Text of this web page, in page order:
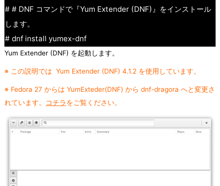
# # DNF コマンドで『Yum Extender (DNF)』をインストール
します。
# dnf install yumex-dnf
Yum Extender (DNF) を起動します。
※ この説明では Yum Extender (DNF) 4.1.2 を使用しています。
※ Fedora 27 からは YumExteder(DNF) から dnf-dragora へと変更さ
れています。
コチラをご覧ください。